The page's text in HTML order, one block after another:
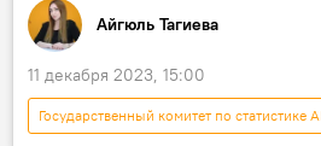
Айгюль Тагиева
11 декабря 2023, 15:00
Государственный комитет по статистике